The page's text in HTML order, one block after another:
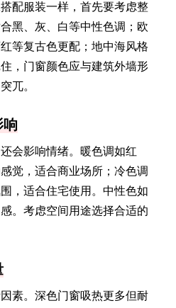
配服装一样，首先要考虑整
黑、灰、白等中性色调；欧
等复古色更配；地中海风格
，门窗颜色应与建筑外墙形
兀。
响
会影响情绪。暖色调如红
觉，适合商业场所；冷色调
，适合住宅使用。中性色如
。考虑空间用途选择合适的
素。深色门窗吸热更多但耐